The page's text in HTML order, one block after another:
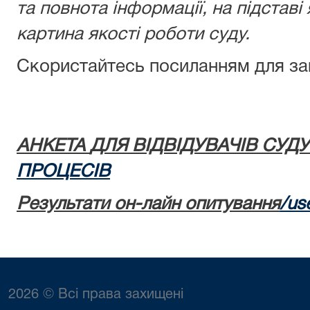
та повнота інформації, на
картина якості роботи суду.
Скористайтесь посиланням для
АНКЕТА ДЛЯ ВІДВІДУВАЧІВ
ПРОЦЕСІВ
Результати он-лайн опитування/
2026 © Всі права захищені